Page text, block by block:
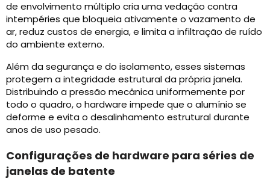
de envolvimento múltiplo cria uma vedação contra
intempéries que bloqueia ativamente o vazamento de
ar, reduz custos de energia, e limita a infiltração de ruído
do ambiente externo.
Além da segurança e do isolamento, esses sistemas
protegem a integridade estrutural da própria janela.
Distribuindo a pressão mecânica uniformemente por
todo o quadro, o hardware impede que o alumínio se
deforme e evita o desalinhamento estrutural durante
anos de uso pesado.
Configurações de hardware para séries de
janelas de batente